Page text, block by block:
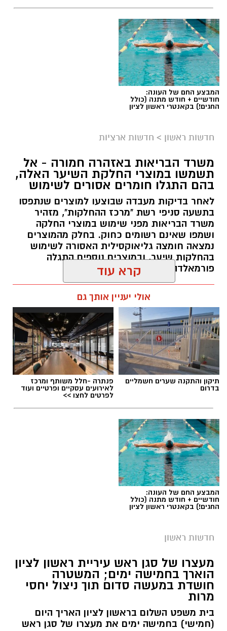
המבצע החם של העונה:
חודשיים + חודש מתנה (כולל
החגים!) בקאנטרי ראשון לציון
חדשות ראשון > חדשות ארציות
משרד הבריאות באזהרה חמורה - אל
תשמשו במוצרי החלקת השיער האלה,
בהם התגלו חומרים אסורים לשימוש
לאחר בדיקות מעבדה שבוצעו למוצרים שנתפסו
בתשעה סניפי רשת "מרכז ההחלקות", מזהיר
משרד הבריאות מפני שימוש במוצרי החלקה
ושמפו שאינם רשומים כחוק. בחלק מהמוצרים
נמצאה חומצה גליאוקסילית האסורה לשימוש
בהחלקות שיער, ובמוצרים נוספים התגלה
פורמאלדהיד - חומר המוגדר כמסרטן
תגים:משרד הבריאות חומרים מסוכנים
מרכז
ההחלקות
צילומים: משרד הבריאות
משרד הבריאות פרסם אזהרה לציבור מפני שימוש
במוצרי שיער נוספים שנתפסו במסגרת מבצע
פיקוח שנערך בתשעה סניפי רשת "מרכז
ההחלקות".
קרא עוד
אולי יעניין אותך גם
תיקון והתקנה שערים חשמליים
בדרום
פנתרה -חלל משותף ומרכז
לאירועים עסקיים ופרטיים ועוד
לפרטים לחצו >>
המבצע החם של העונה:
חודשיים + חודש מתנה (כולל
החגים!) בקאנטרי ראשון לציון
חדשות ראשון
מעצרו של סגן ראש עיריית ראשון לציון
הוארך בחמישה ימים; המשטרה
חושדת במעשה סדום תוך ניצול יחסי
מרות
בית משפט השלום בראשון לציון האריך היום
(חמישי) בחמישה ימים את מעצרו של סגן ראש